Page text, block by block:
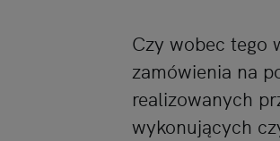
Czy wobec tego
zamówienia na
realizowanych
wykonujących